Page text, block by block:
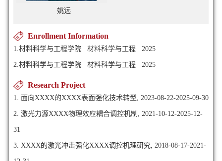
姚远
Enrollment Information
1.材料科学与工程学院 材料科学与工程 2025
2.材料科学与工程学院 材料科学与工程 2025
Research Project
1. 面向XXXX的XXXX表面强化技术转型, 2023-08-22-2025-09-30
2. 激光力源XXXX物理效应耦合调控机制, 2021-10-12-2025-12-
31
3. XXXX的激光冲击强化XXXX调控机理研究, 2018-08-17-2021-